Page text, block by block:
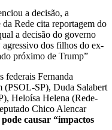
a decisão, a
Rede cita reportagem do
a decisão do governo
dos filhos do ex-
próximo de Trump”
federais Fernanda
SP), Duda Salabert
Heloísa Helena (Rede-
Chico Alencar
causar “impactos